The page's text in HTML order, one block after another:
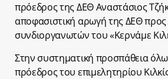
πρόεδρος της ΔΕΘ Αναστάσιος
αποφασιστική αρωγή της ΔΕΘ προς
συνδιοργανωτών του «Κερνάμε
Στην συστηματική προσπάθεια
πρόεδρος του επιμελητηρίου